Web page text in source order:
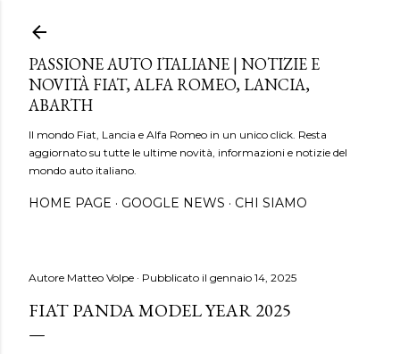
PASSIONE AUTO ITALIANE | NOTIZIE E
NOVITÀ FIAT, ALFA ROMEO, LANCIA,
ABARTH
Il mondo Fiat, Lancia e Alfa Romeo in un unico click. Resta
aggiornato su tutte le ultime novità, informazioni e notizie del
mondo auto italiano.
HOME PAGE GOOGLE NEWS CHI SIAMO
Autore Matteo Volpe Pubblicato il gennaio 14, 2025
FIAT PANDA MODEL YEAR 2025